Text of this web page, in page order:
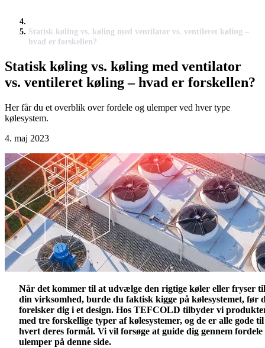
Statisk køling vs. køling med ventilator vs. ventileret køling –
hvad er forskellen?
Statisk køling vs. køling med ventilator
vs. ventileret køling – hvad er forskellen?
Her får du et overblik over fordele og ulemper ved hver type
kølesystem.
4. maj 2023
Når det kommer til at udvælge den rigtige køler eller fryser til
din virksomhed, burde du faktisk kigge på kølesystemet, før
forelsker dig i et design. Hos TEFCOLD tilbyder vi
med tre forskellige typer af kølesystemer, og de er alle gode til
hvert deres formål. Vi vil forsøge at guide dig gennem fordele
ulemper på denne side.